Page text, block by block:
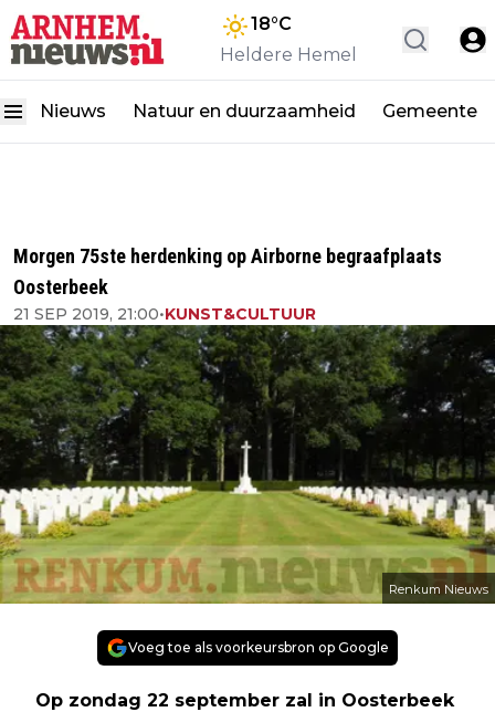
18°C
Heldere Hemel
Nieuws Natuur en duurzaamheid Gemeente
Morgen 75ste herdenking op Airborne begraafplaats
Oosterbeek
21 SEP 2019, 21:00•KUNST&CULTUUR
Renkum Nieuws
Voeg toe als voorkeursbron op Google
Op zondag 22 september zal in Oosterbeek